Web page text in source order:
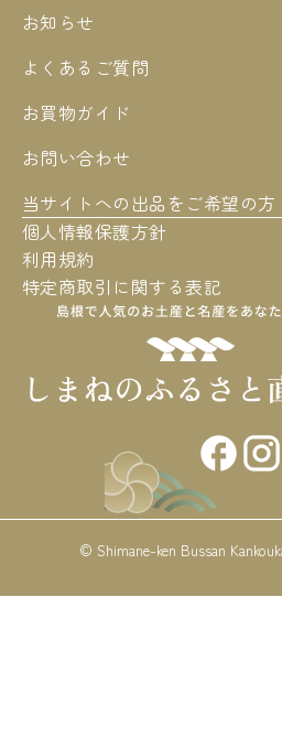
お知らせ
よくあるご質問
お買物ガイド
お問い合わせ
当サイトへの出品をご希望の方
個人情報保護方針
利用規約
特定商取引に関する表記
© Shimane-ken Bussan